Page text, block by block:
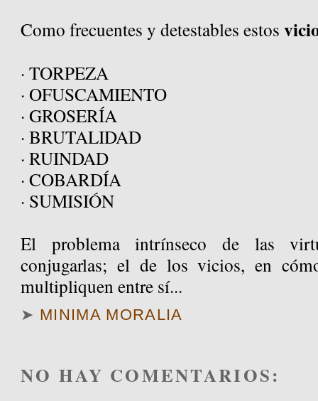
Como frecuentes y detestables estos
· TORPEZA
· OFUSCAMIENTO
· GROSERÍA
· BRUTALIDAD
· RUINDAD
· COBARDÍA
· SUMISIÓN
El problema intrínseco de las
conjugarlas; el de los vicios, en
multipliquen entre sí...
➤ MINIMA MORALIA
NO HAY COMENTARIOS: